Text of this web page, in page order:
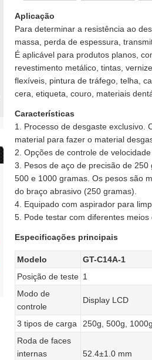
Aplicação
Para determinar a resistência ao
massa, perda de espessura,
É aplicável para produtos planos,
revestimento metálico, tintas,
flexíveis, pintura de tráfego, telha,
cera, etiqueta, couro, materiais
Características
1. Processo de desgaste exclusivo.
material para fazer o material
2. Opções de controle de
3. Pesos de aço de precisão de
500 e 1000 gramas. Os pesos são
do braço abrasivo (250 gramas).
4. Equipado com aspirador para
5. Pode testar com diferentes meios
Especificações principais
Modelo GT-C14A-1
Posição de teste 1
Modo de
controle
Display LCD
3 tipos de carga
250g, 500g, 1000g
Roda de faces
internas
52.4±1.0 mm